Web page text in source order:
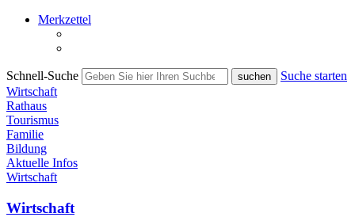
Merkzettel
Schnell-Suche
Suche starten
Wirtschaft
Rathaus
Tourismus
Familie
Bildung
Aktuelle Infos
Wirtschaft
Wirtschaft